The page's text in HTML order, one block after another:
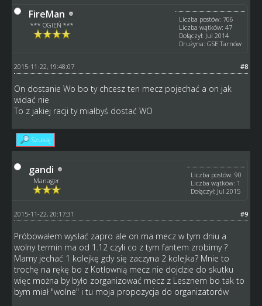
FireMan
*** OGIEŃ ***
Liczba postów: 706
Liczba wątków: 47
Dołączył: Jul 2014
Drużyna: GSE Tarnów
#8
2015-11-22, 19:48:07
On dostanie Wo bo ty chcesz ten mecz pojechać a on jak
widać nie
To z jakiej racji ty miałbyś dostać WO
Szukaj
gandi
Manager
Liczba postów: 90
Liczba wątków: 1
Dołączył: Jul 2015
#9
2015-11-22, 20:17:31
Próbowałem wysłać zapro ale on ma mecz w tym dniu a
wolny termin ma od 1.12 czyli co z tym fantem zrobimy ?
Mamy jechać 1 kolejkę gdy się zaczyna 2 kolejka? Mnie to
trochę na rękę bo z Kotłownią mecz nie dojdzie do skutku
więc można by było zorganizować mecz z Lesznem bo tak to
bym miał "wolne" i tu moja propozycja do organizatorów